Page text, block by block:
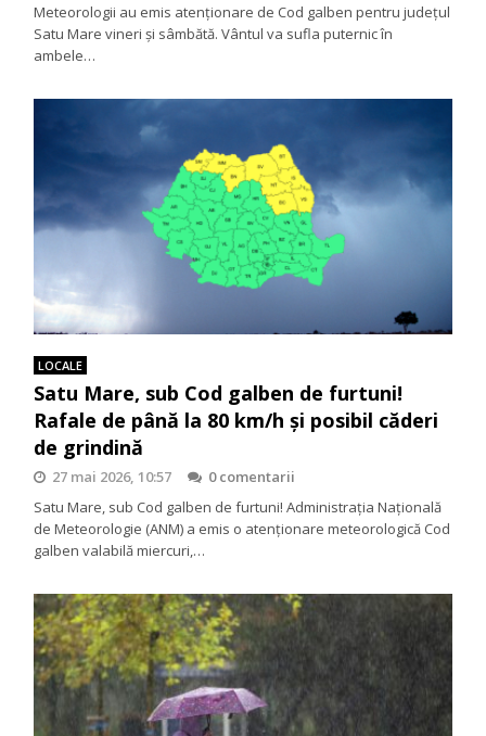
Meteorologii au emis atenționare de Cod galben pentru județul
Satu Mare vineri și sâmbătă. Vântul va sufla puternic în
ambele…
LOCALE
Satu Mare, sub Cod galben de furtuni!
Rafale de până la 80 km/h și posibil căderi
de grindină
27 mai 2026, 10:57
0 comentarii
Satu Mare, sub Cod galben de furtuni! Administrația Națională
de Meteorologie (ANM) a emis o atenționare meteorologică Cod
galben valabilă miercuri,…